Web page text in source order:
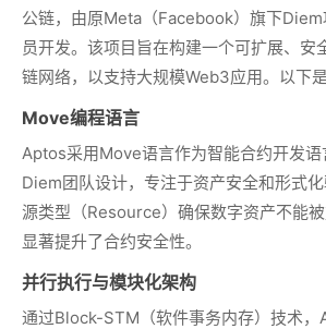
公链，由原Meta（Facebook）旗下
员开发。该项目旨在构建一个可扩展、安
链网络，以支持大规模Web3应用。以下是
Move编程语言
Aptos采用Move语言作为智能合约开发语
Diem团队设计，专注于资产安全和形式
源类型（Resource）确保数字资产不能被
显著提升了合约安全性。
并行执行与模块化架构
通过Block-STM（软件事务内存）技术，